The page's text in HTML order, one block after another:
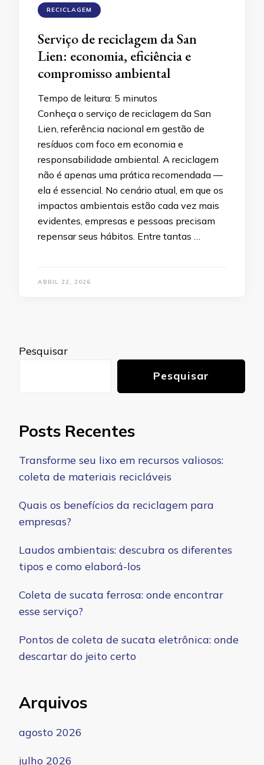
RECICLAGEM
Serviço de reciclagem da San
Lien: economia, eficiência e
compromisso ambiental
Tempo de leitura: 5 minutos
Conheça o serviço de reciclagem da San
Lien, referência nacional em gestão de
resíduos com foco em economia e
responsabilidade ambiental. A reciclagem
não é apenas uma prática recomendada —
ela é essencial. No cenário atual, em que os
impactos ambientais estão cada vez mais
evidentes, empresas e pessoas precisam
repensar seus hábitos. Entre tantas …
ABRIL 22, 2026
Pesquisar
Pesquisar
Posts Recentes
Transforme seu lixo em recursos valiosos:
coleta de materiais recicláveis
Quais os benefícios da reciclagem para
empresas?
Laudos ambientais: descubra os diferentes
tipos e como elaborá-los
Coleta de sucata ferrosa: onde encontrar
esse serviço?
Pontos de coleta de sucata eletrônica: onde
descartar do jeito certo
Arquivos
agosto 2026
julho 2026